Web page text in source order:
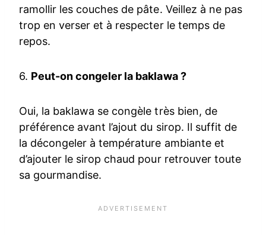
ramollir les couches de pâte. Veillez à ne pas
trop en verser et à respecter le temps de
repos.
6. Peut-on congeler la baklawa ?
Oui, la baklawa se congèle très bien, de
préférence avant l’ajout du sirop. Il suffit de
la décongeler à température ambiante et
d’ajouter le sirop chaud pour retrouver toute
sa gourmandise.